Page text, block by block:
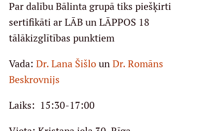
Par dalību Bālinta grupā tiks piešķirti
sertifikāti ar LĀB un LĀPPOS 18
tālākizglītības punktiem
Vada: Dr. Lana ŠišlounDr. Romāns
Beskrovnijs
Laiks: 15:30-17:00